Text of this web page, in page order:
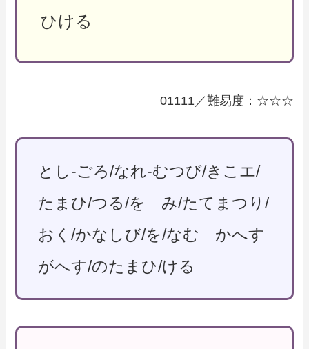
ひける
01111／難易度：☆☆☆
とし-ごろ/なれ-むつび/きこエ/
たまひ/つる/を み/たてまつり/
おく/かなしび/を/なむ かへす
がへす/のたまひ/ける